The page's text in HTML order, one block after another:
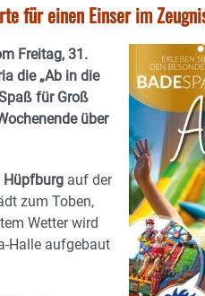
für einen Einser im
Freitag, 31.
die „Ab in die
für Groß
über
Hüpfburg auf der
zum Toben,
Wetter wird
Halle aufgebaut